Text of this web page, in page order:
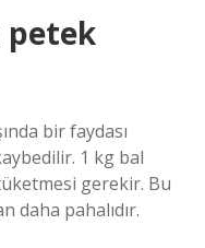
petek
bir faydası
1 kg bal
gerekir. Bu
daha pahalıdır.